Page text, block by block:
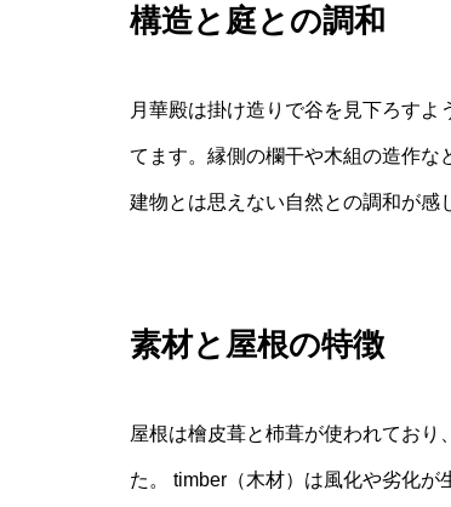
構造と庭との調和
月華殿は掛け造りで谷を見下ろす
てます。縁側の欄干や木組の造作な
建物とは思えない自然との調和が感
素材と屋根の特徴
屋根は檜皮葺と杮葺が使われてお
た。 timber（木材）は風化や劣化